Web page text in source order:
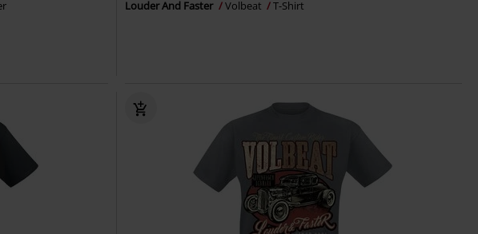
Louder And Faster Volbeat T-Shirt